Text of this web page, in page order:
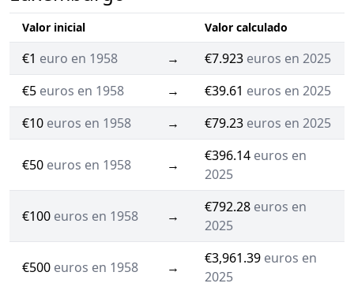
Valor inicial Valor calculado
€1 euro en 1958 → €7.923 euros en 2025
€5 euros en 1958 → €39.61 euros en 2025
€10 euros en 1958 → €79.23 euros en 2025
€50 euros en 1958 →
€396.14 euros en
2025
€100 euros en 1958 →
€792.28 euros en
2025
€500 euros en 1958 →
€3,961.39 euros en
2025